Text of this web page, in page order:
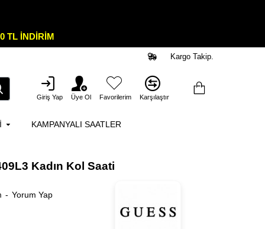
TL İNDİRİM
Kargo Takip.
Giriş Yap Üye Ol Favorilerim Karşılaştır
KAMPANYALI SAATLER
Kadın Kol Saati
- Yorum Yap